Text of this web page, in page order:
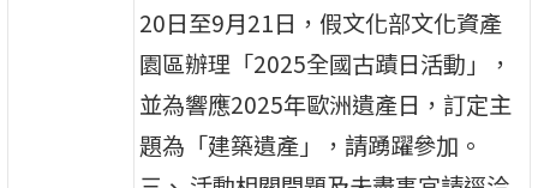
20日至9月21日，假文化部文化資產
園區辦理「2025全國古蹟日活動」，
並為響應2025年歐洲遺產日，訂定主
題為「建築遺產」，請踴躍參加。